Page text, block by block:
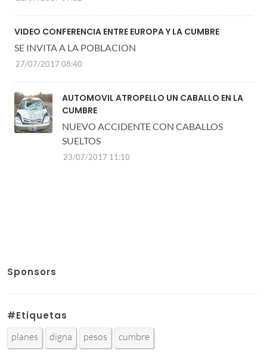
VIDEO CONFERENCIA ENTRE EUROPA Y LA CUMBRE
SE INVITA A LA POBLACION
27/07/2017 08:40
AUTOMOVIL ATROPELLO UN CABALLO EN LA
CUMBRE
NUEVO ACCIDENTE CON CABALLOS
SUELTOS
23/07/2017 11:10
Sponsors
#Etiquetas
planes digna pesos cumbre